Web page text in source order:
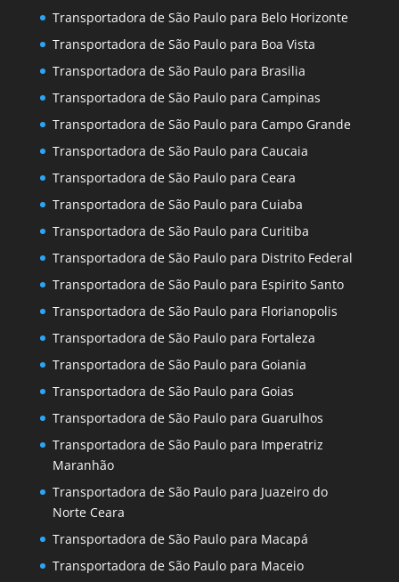
Transportadora de São Paulo para Belo Horizonte
Transportadora de São Paulo para Boa Vista
Transportadora de São Paulo para Brasilia
Transportadora de São Paulo para Campinas
Transportadora de São Paulo para Campo Grande
Transportadora de São Paulo para Caucaia
Transportadora de São Paulo para Ceara
Transportadora de São Paulo para Cuiaba
Transportadora de São Paulo para Curitiba
Transportadora de São Paulo para Distrito Federal
Transportadora de São Paulo para Espirito Santo
Transportadora de São Paulo para Florianopolis
Transportadora de São Paulo para Fortaleza
Transportadora de São Paulo para Goiania
Transportadora de São Paulo para Goias
Transportadora de São Paulo para Guarulhos
Transportadora de São Paulo para Imperatriz
Maranhão
Transportadora de São Paulo para Juazeiro do
Norte Ceara
Transportadora de São Paulo para Macapá
Transportadora de São Paulo para Maceio